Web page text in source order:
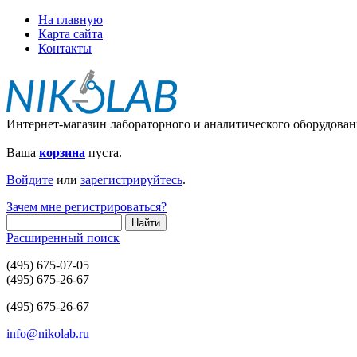
На главную
Карта сайта
Контакты
Интернет-магазин лабораторного и аналитического
Ваша корзина пуста.
Войдите или зарегистрируйтесь.
Зачем мне регистрироваться?
Расширенный поиск
(495) 675-07-05
(495) 675-26-67
(495) 675-26-67
info@nikolab.ru